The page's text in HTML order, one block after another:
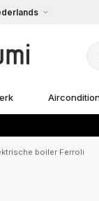
boiler Ferroli